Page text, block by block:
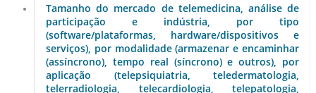
Tamanho do mercado de telemedicina, análise de
participação e indústria, por tipo
(software/plataformas, hardware/dispositivos e
serviços), por modalidade (armazenar e encaminhar
(assíncrono), tempo real (síncrono) e outros), por
aplicação (telepsiquiatria, teledermatologia,
telerradiologia, telecardiologia, telepatologia,